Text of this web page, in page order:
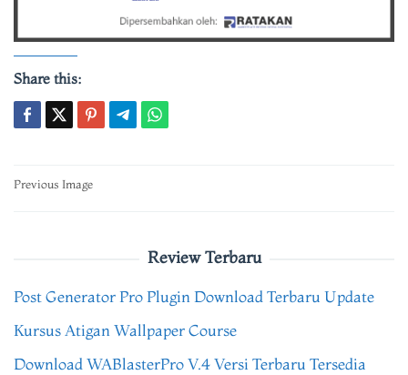
Share this:
Post
Previous Image
Review Terbaru
Post Generator Pro Plugin Download Terbaru Update
Kursus Atigan Wallpaper Course
Download WABlasterPro V.4 Versi Terbaru Tersedia